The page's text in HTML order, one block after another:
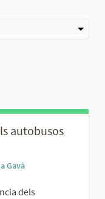
autobusos
Gavà
dels